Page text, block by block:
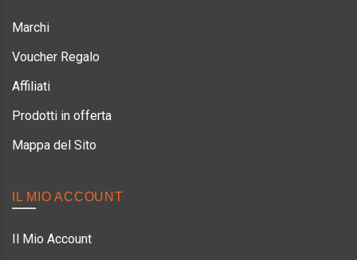
Marchi
Voucher Regalo
Affiliati
Prodotti in offerta
Mappa del Sito
IL MIO ACCOUNT
Il Mio Account